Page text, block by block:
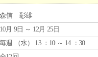
森信 彰雄
10月 9日 ～ 12月 25日
毎週 （水） 13 ：10 ～ 14 ：30